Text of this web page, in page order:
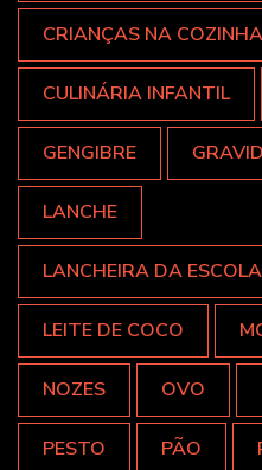
CRIANÇAS NA COZINHA
CULINÁRIA INFANTIL
GENGIBRE
LANCHE
LANCHEIRA DA
LEITE DE COCO
NOZES OVO
PESTO PÃO